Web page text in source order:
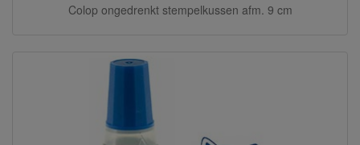
Colop ongedrenkt stempelkussen afm. 9 cm